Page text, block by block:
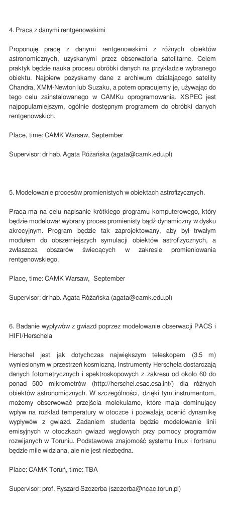
4. Praca z danymi rentgenowskimi
Proponuję pracę z danymi rentgenowskimi z różnych obiektów
astronomicznych, uzyskanymi przez obserwatoria satelitarne. Celem
praktyk będzie nauka procesu obróbki danych na przykładzie wybranego
obiektu. Najpierw pozyskamy dane z archiwum działającego satelity
Chandra, XMM-Newton lub Suzaku, a potem opracujemy je, używając do
tego celu zainstalowanego w CAMKu oprogramowania. XSPEC jest
najpopularniejszym, ogólnie dostępnym programem do obróbki danych
rentgenowskich.
Place, time: CAMK Warsaw, September
Supervisor: dr hab. Agata Różańska (agata@camk.edu.pl)
5. Modelowanie procesów promienistych w obiektach astrofizycznych.
Praca ma na celu napisanie krótkiego programu komputerowego, który
będzie modelował wybrany proces promienisty bądź dynamiczny w dysku
akrecyjnym. Program będzie tak zaprojektowany, aby był trwałym
modułem do obszerniejszych symulacji obiektów astrofizycznych, a
zwłaszcza obszarów świecących w zakresie promieniowania
rentgenowskiego.
Place, time: CAMK Warsaw, September
Supervisor: dr hab. Agata Różańska (agata@camk.edu.pl)
6. Badanie wypływów z gwiazd poprzez modelowanie obserwacji PACS i
HIFI/Herschela
Herschel jest jak dotychczas największym teleskopem (3.5 m)
wyniesionym w przestrzeń kosmiczną. Instrumenty Herschela dostarczają
danych fotometrycznych i spektroskopowych z zakresu od około 60 do
ponad 500 mikrometrów (http://herschel.esac.esa.int/) dla różnych
obiektów astronomicznych. W szczególności, dzięki tym instrumentom,
możemy obserwować przejścia molekularne, które maja dominujący
wpływ na rozkład temperatury w otoczce i pozwalają ocenić dynamikę
wypływów z gwiazd. Zadaniem studenta będzie modelowanie linii
emisyjnych w otoczkach gwiazd węglowych przy pomocy programów
rozwijanych w Toruniu. Podstawowa znajomość systemu linux i fortranu
będzie mile widziana, ale nie jest niezbędna.
Place: CAMK Toruń, time: TBA
Supervisor: prof. Ryszard Szczerba (szczerba@ncac.torun.pl)